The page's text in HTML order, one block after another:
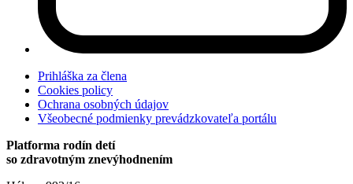
Prihláška za člena
Cookies policy
Ochrana osobných údajov
Všeobecné podmienky prevádzkovateľa portálu
Platforma rodín detí
so zdravotným znevýhodnením